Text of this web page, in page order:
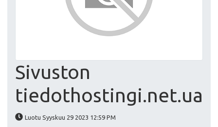
Sivuston
tiedothostingi.net.ua
Luotu Syyskuu 29 2023 12:59 PM